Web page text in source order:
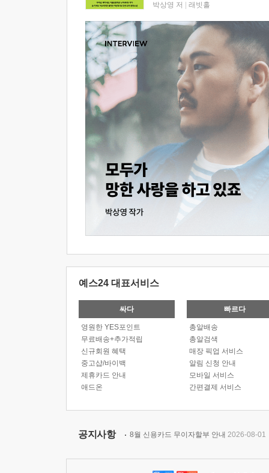
박상영 저 래빗홀
예스24 대표서비스
싸다
영원한 YES포인트
무료배송+추가적립
신규회원 혜택
중고샵/바이백
제휴카드 안내
애드온
빠르다
총알배송
총알검색
매장 픽업 서비스
알림 신청 안내
모바일 서비스
간편결제 서비스
공지사항 8월 신용카드 무이자할부 안내 2026-08-01